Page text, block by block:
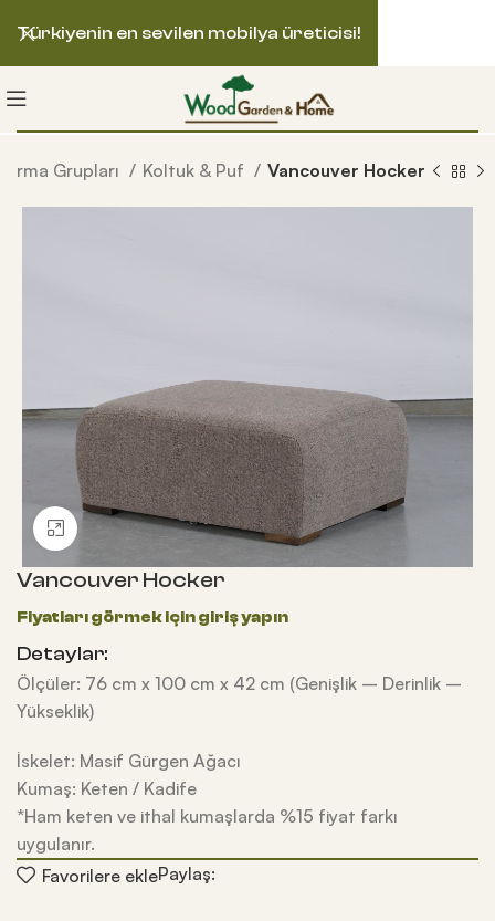
Grupları Koltuk & Puf Vancouver Hocker
Büyütmek için tıklayın
Vancouver Hocker
Detaylar:
Ölçüler: 76 cm x 100 cm x 42 cm (Genişlik – Derinlik –
Yükseklik)
İskelet: Masif Gürgen Ağacı
Kumaş: Keten / Kadife
*Ham keten ve ithal kumaşlarda %15 fiyat farkı
uygulanır.
Favorilere eklePaylaş:
Türkiyenin en sevilen mobilya üreticisi!